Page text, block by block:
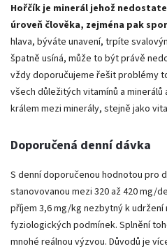
Hořčík je minerál jehož
úroveň člověka, zejména pak
hlava, býváte unavení, trpíte
špatně usíná, může to být právě
vždy doporučujeme řešit problémy
všech důležitých vitamínů a minerálů
králem mezi minerály, stejně jako
Doporučená denní dávka
S denní doporučenou hodnotou pro
stanovovanou mezi 320 až 420 mg/
příjem 3,6 mg/kg nezbytný k udržení
fyziologických podmínek. Splnění
mnohé reálnou výzvou. Důvodů je